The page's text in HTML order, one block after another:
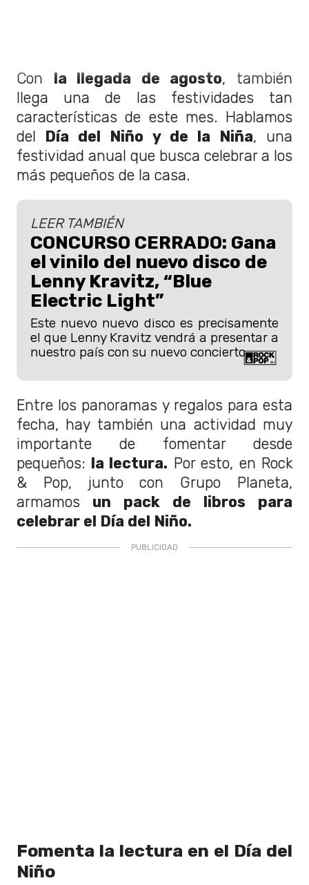
Con la llegada de agosto, también
llega una de las festividades tan
características de este mes. Hablamos
del Día del Niño y de la Niña, una
festividad anual que busca celebrar a los
más pequeños de la casa.
LEER TAMBIÉN
CONCURSO CERRADO: Gana
el vinilo del nuevo disco de
Lenny Kravitz, “Blue
Electric Light”
Este nuevo nuevo disco es precisamente
el que Lenny Kravitz vendrá a presentar a
nuestro país con su nuevo concierto.
Entre los panoramas y regalos para esta
fecha, hay también una actividad muy
importante de fomentar desde
pequeños: la lectura. Por esto, en Rock
& Pop, junto con Grupo Planeta,
armamos un pack de libros para
celebrar el Día del Niño.
Fomenta la lectura en el Día del
Niño